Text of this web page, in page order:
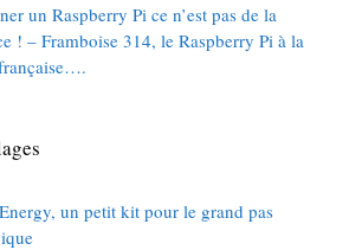
un Raspberry Pi ce n’est pas de la
! – Framboise 314, le Raspberry Pi à la
un petit kit pour le grand pas